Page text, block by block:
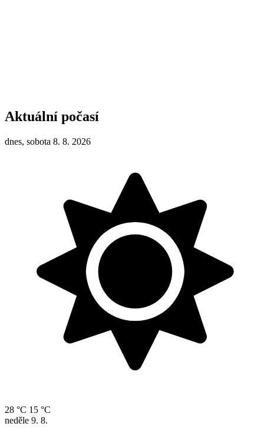
Aktuální počasí
dnes, sobota 8. 8. 2026
28 °C 15 °C
neděle 9. 8.